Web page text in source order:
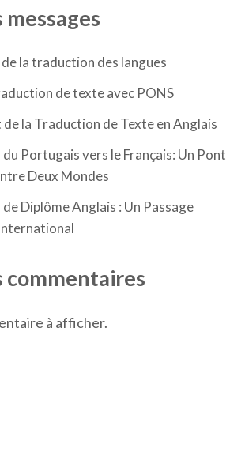
de la traduction des langues
de texte avec PONS
la Traduction de Texte en Anglais
Portugais vers le Français: Un Pont
Deux Mondes
Diplôme Anglais : Un Passage
commentaires
à afficher.